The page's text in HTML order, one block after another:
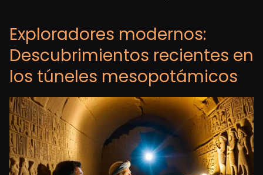
Exploradores modernos:
Descubrimientos recientes en
los túneles mesopotámicos